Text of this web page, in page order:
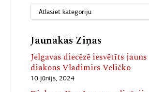
Jaunākās Ziņas
Jelgavas diecēzē iesvētīts jauns
diakons Vladimirs Veličko
10 jūnijs, 2024